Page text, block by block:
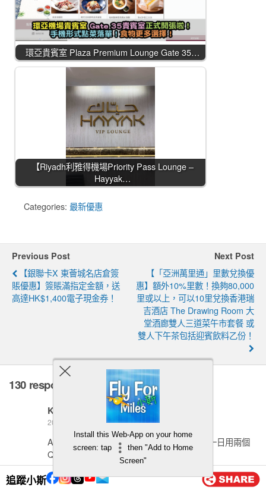
追蹤小斯
環亞貴賓室 Plaza Premium Lounge Gate 35…
【Riyadh利雅得機場Priority Pass Lounge –
Hayyak…
Categories: 最新優惠
Previous Post
【銀聯卡X 東薈城名店倉簽
賬優惠】簽賬滿指定金額，送
高達HK$1,400電子現金券！
Next Post
【「亞洲萬里通」里數兌換優
惠】額外10%里數！換夠80,000
里或以上，可以10里兌換香港瑞
吉酒店 The Drawing Room 大
堂酒廊雙人三道菜午市套餐 或
雙人下午茶包括迎賓飲料乙份！
130 responses
KY
20 5 月, 2026
AE Explorer Card 改了新制後，可唔可以同一日用兩個
QUOTA一次過拎兩個LOUNGE TO GO餐?
回覆
Install this Web-App on your home
screen: tap
then "Add to Home
Screen"